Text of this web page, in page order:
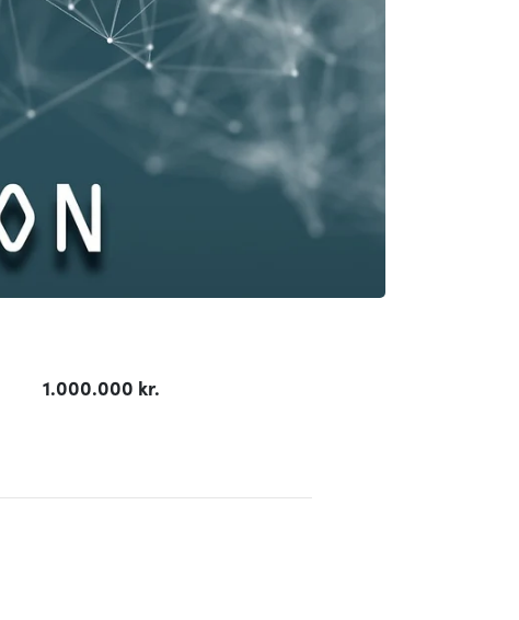
1.000.000 kr.